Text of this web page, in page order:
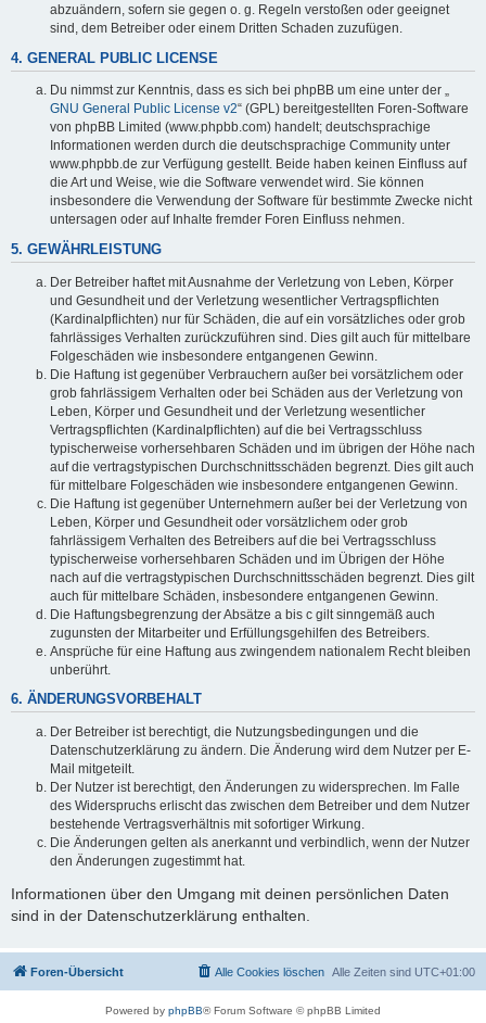
abzuändern, sofern sie gegen o. g. Regeln verstoßen oder geeignet
sind, dem Betreiber oder einem Dritten Schaden zuzufügen.
4. GENERAL PUBLIC LICENSE
Du nimmst zur Kenntnis, dass es sich bei phpBB um eine unter der „
GNU General Public License v2“ (GPL) bereitgestellten Foren-Software
von phpBB Limited (www.phpbb.com) handelt; deutschsprachige
Informationen werden durch die deutschsprachige Community unter
www.phpbb.de zur Verfügung gestellt. Beide haben keinen Einfluss auf
die Art und Weise, wie die Software verwendet wird. Sie können
insbesondere die Verwendung der Software für bestimmte Zwecke nicht
untersagen oder auf Inhalte fremder Foren Einfluss nehmen.
5. GEWÄHRLEISTUNG
Der Betreiber haftet mit Ausnahme der Verletzung von Leben, Körper
und Gesundheit und der Verletzung wesentlicher Vertragspflichten
(Kardinalpflichten) nur für Schäden, die auf ein vorsätzliches oder grob
fahrlässiges Verhalten zurückzuführen sind. Dies gilt auch für mittelbare
Folgeschäden wie insbesondere entgangenen Gewinn.
Die Haftung ist gegenüber Verbrauchern außer bei vorsätzlichem oder
grob fahrlässigem Verhalten oder bei Schäden aus der Verletzung von
Leben, Körper und Gesundheit und der Verletzung wesentlicher
Vertragspflichten (Kardinalpflichten) auf die bei Vertragsschluss
typischerweise vorhersehbaren Schäden und im übrigen der Höhe nach
auf die vertragstypischen Durchschnittsschäden begrenzt. Dies gilt auch
für mittelbare Folgeschäden wie insbesondere entgangenen Gewinn.
Die Haftung ist gegenüber Unternehmern außer bei der Verletzung von
Leben, Körper und Gesundheit oder vorsätzlichem oder grob
fahrlässigem Verhalten des Betreibers auf die bei Vertragsschluss
typischerweise vorhersehbaren Schäden und im Übrigen der Höhe
nach auf die vertragstypischen Durchschnittsschäden begrenzt. Dies gilt
auch für mittelbare Schäden, insbesondere entgangenen Gewinn.
Die Haftungsbegrenzung der Absätze a bis c gilt sinngemäß auch
zugunsten der Mitarbeiter und Erfüllungsgehilfen des Betreibers.
Ansprüche für eine Haftung aus zwingendem nationalem Recht bleiben
unberührt.
6. ÄNDERUNGSVORBEHALT
Der Betreiber ist berechtigt, die Nutzungsbedingungen und die
Datenschutzerklärung zu ändern. Die Änderung wird dem Nutzer per E-
Mail mitgeteilt.
Der Nutzer ist berechtigt, den Änderungen zu widersprechen. Im Falle
des Widerspruchs erlischt das zwischen dem Betreiber und dem Nutzer
bestehende Vertragsverhältnis mit sofortiger Wirkung.
Die Änderungen gelten als anerkannt und verbindlich, wenn der Nutzer
den Änderungen zugestimmt hat.
Informationen über den Umgang mit deinen persönlichen Daten
sind in der Datenschutzerklärung enthalten.
Foren-Übersicht Alle Zeiten sind UTC+01:00
Alle Cookies löschen
Powered by phpBB® Forum Software © phpBB Limited